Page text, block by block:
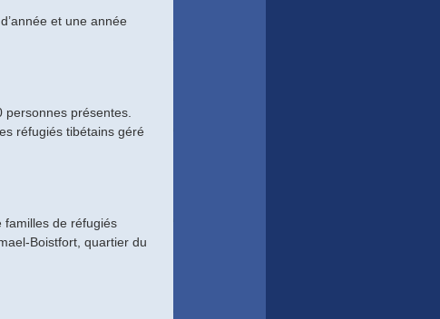
et une année
présentes.
réfugiés tibétains géré
familles de réfugiés
Boistfort, quartier du